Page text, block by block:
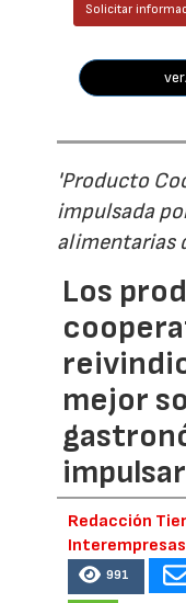
Solicitar
'Producto
impulsada
alimentarias
Los
mejor
Redacción
Interempresas
991